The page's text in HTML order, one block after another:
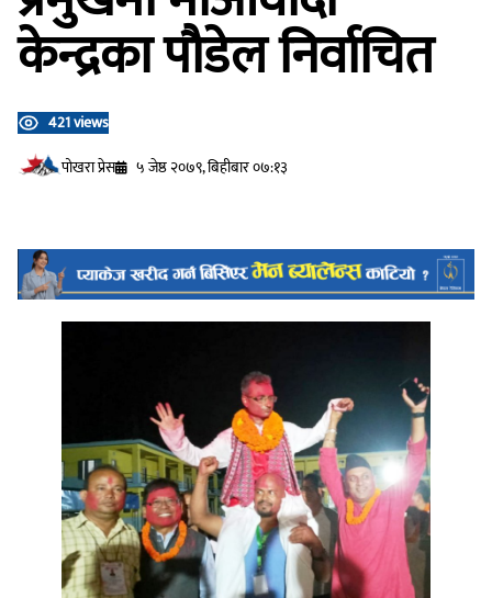
केन्द्रका पौडेल निर्वाचित
421 views
प‍ोखरा प्रेस
५ जेष्ठ २०७९, बिहीबार ०७:१३